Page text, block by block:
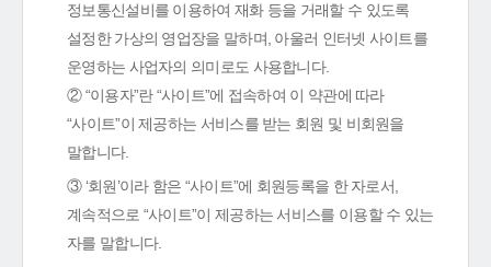
정보통신설비를 이용하여 재화 등을 거래할 수 있도록
설정한 가상의 영업장을 말하며, 아울러 인터넷 사이트를
운영하는 사업자의 의미로도 사용합니다.
② “이용자”란 “사이트”에 접속하여 이 약관에 따라
“사이트”이 제공하는 서비스를 받는 회원 및 비회원을
말합니다.
③ ‘회원’이라 함은 “사이트”에 회원등록을 한 자로서,
계속적으로 “사이트”이 제공하는 서비스를 이용할 수 있는
자를 말합니다.